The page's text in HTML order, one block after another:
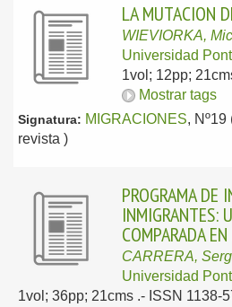
LA MUTACION
WIEVIORKA,
Universidad
1vol; 12pp;
Mostrar tags
Signatura: MIGRACIONES,
revista )
PROGRAMA DE
INMIGRANTES:
COMPARADA
CARRERA,
Universidad
1vol; 36pp; 21cms .- ISSN 1138-